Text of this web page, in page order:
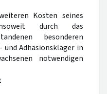
Kosten seines
durch das
besonderen
und Adhäsionskläger in
notwendigen